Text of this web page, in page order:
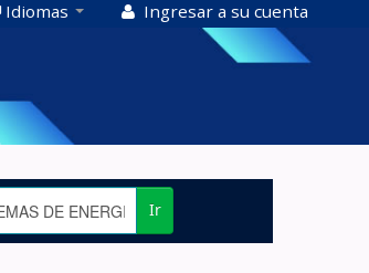
Idiomas Ingresar a su cuenta
Ir